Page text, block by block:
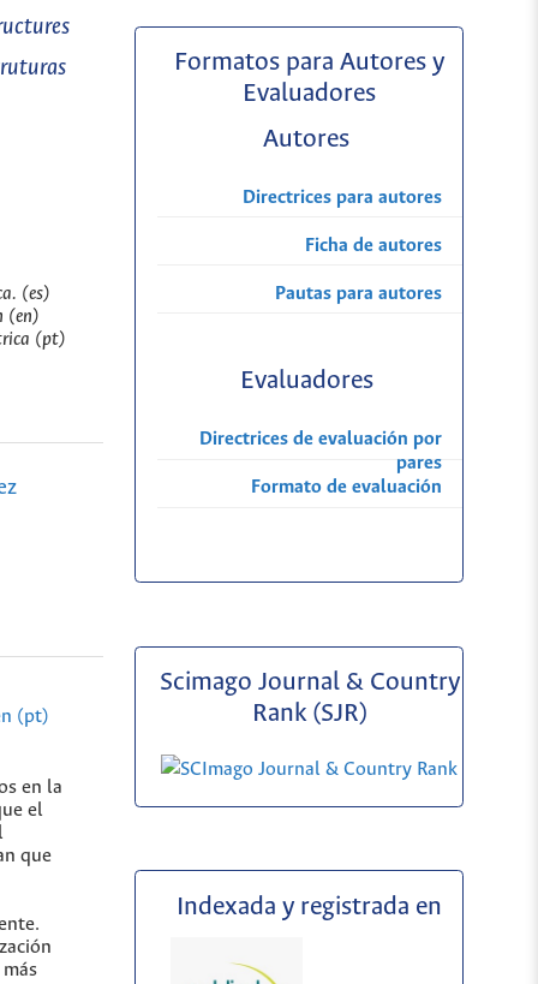
(es)
(en)
(pt)
(pt)
en la
el
que
Formatos para Autores y
Evaluadores
Autores
Directrices para autores
Ficha de autores
Pautas para autores
Evaluadores
Directrices de evaluación por
pares
Formato de evaluación
Scimago Journal & Country
Rank (SJR)
Indexada y registrada en